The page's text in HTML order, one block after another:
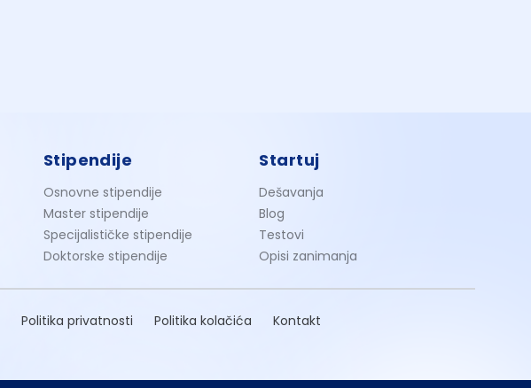
Stipendije
Osnovne stipendije
Master stipendije
Specijalističke stipendije
Doktorske stipendije
Startuj
Dešavanja
Blog
Testovi
Opisi zanimanja
Politika privatnosti Politika kolačića Kontakt